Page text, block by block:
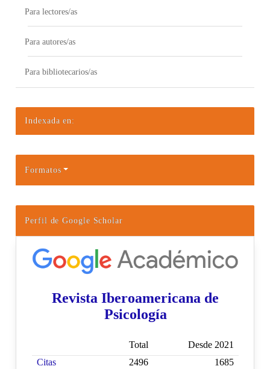
Para lectores/as
Para autores/as
Para bibliotecarios/as
Indexada en:
Formatos
Perfil de Google Scholar